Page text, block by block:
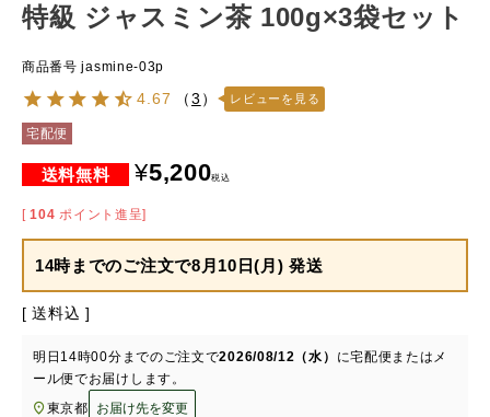
特級 ジャスミン茶 100g×3袋セット
商品番号 jasmine-03p
4.67 （3 ） レビューを見る
宅配便
¥5,200税込
[ 104 ポイント進呈]
14時までのご注文で8月10日(月) 発送
送料込
明日 14時00分 までのご注文で2026/08/12（水） に宅配便またはメ
ール便でお届けします。
東京都
お届け先を変更